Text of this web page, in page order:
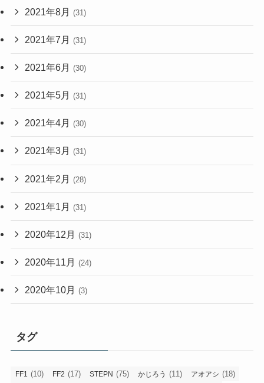
2021年8月 (31)
2021年7月 (31)
2021年6月 (30)
2021年5月 (31)
2021年4月 (30)
2021年3月 (31)
2021年2月 (28)
2021年1月 (31)
2020年12月 (31)
2020年11月 (24)
2020年10月 (3)
タグ
FF1 (10) FF2 (17) STEPN (75) かじろう (11) アオアシ (18)